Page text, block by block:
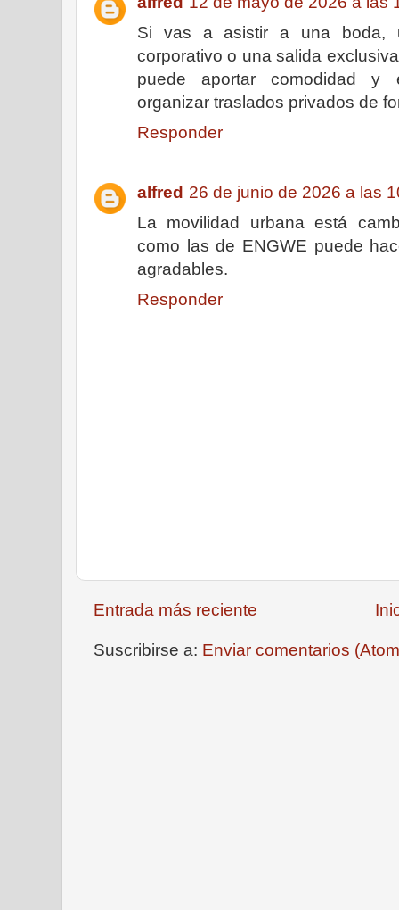
Si vas a asistir a una boda,
corporativo o una salida
puede aportar comodidad y
organizar traslados privados de
Responder
alfred 26 de junio de 2026 a las
La movilidad urbana está
como las de ENGWE puede
agradables.
Responder
Entrada más reciente
Suscribirse a: Enviar comentarios